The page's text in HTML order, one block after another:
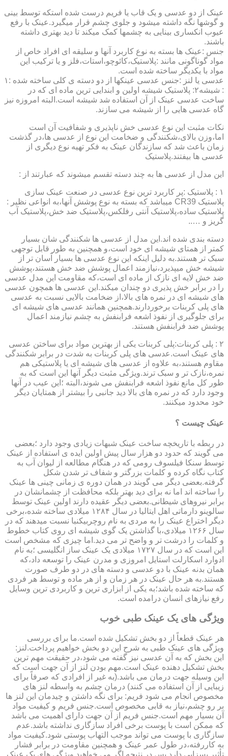
عینک از دو عدسی و یک قاب یا فریم درست شده استکه توسط بینی
و گوشها نگه داشته میشود و جلوی چشم قرار میگیرد.عینک با رفع
عیوب انکساری بینایی به چشمها کمک میکند تا دید بهتری داشته
باشند.
جنس :عینک ها بسته به نوع کاربرد آنها و سلیقه ای افراد خاص از
مواد گوناگونی مانند :پلاستیک،کائوچو،استات،فلز و یا ترکیب این
مواد با یکدیگر ساخته شده است.
عدسی یا لنز :جنس عدسی عینکها از دو دسته ی کلی ساخته شده :۱
: شیشه۲: پلاستیک شیشه اولین و ابندایی ترین ماده ای که در
ساخت عدسی عینک از آن استفاده شد شیشه است.البته امروزه نیز
گاه عدسی هایی را از شیشه می سازند.
نکات مثبت این نوع عدسی خش ناپذیری و شفافیت آن است
اما،وزن بالای،شکنندگی و ضخامت این نوع از عدسی ها،در گذشت
زمان باعث شد که سازندگان عینک به فکر تهیه نوع دیگری از
عدسی ها بیفتند.پلاستیک
این مدل از عدسی ها به چند دسته تقسم میشوند که عبارتند از :
۱ : پلاستیک :پر کاربرد ترین نوع عدسی در صنعت عینک سازی
پلاستیک CR39 میباشد که بسته به نوع پوشش آنها،به انواعی نظیر :
پلاستیک ساده،پلاستیک آنتی رفلکس،پلاستیک ضد خش،پلاستیک آب
گریز و …..
دسته بندی شده اند.این مدل از عدسی ها شکنندگی شان بسیار
کمتر از همتای شیشه ای خود است،و همچنین به طور قابل توجهی
سبک تر هستند.به دلیل اینکه این نوع عدسی ها بسیار آسان تر از
شیشه خش میپذیرد،نیازمند اعمال پوشش ضد خش هستند،پوشش
ضد خش لایه ای نازک از ماده ای است،که مقاومت این مدل عدسی
را در برابر خش پذیری دو چندان میکند.این عدسی ها همچون عدسی
های شیشه ای در نمره های بالا،از ضخامت بالایی نسبت به عدسی
های پلی کربنات برخوردارند.همچنین همانند عدسی های شیشه ای
برای جلوگیری از نفوذ اشعه فرابنفش به چشم نیازمند اعمال
پوشش ضد فرابنفش هستند.
۲ : پلی کربنات:پلی کربنات یکی از بهترین مواد برای ساختن عدسی
های عینک است.عدسی های پلی کربنات به شدت در برابر شکنندگی
مقاوم هستند،به علاوه از عدسی های شیشه ای یا پلاستیکی هم
نمره،نازک تر و سبک ترند.ویژگی مثبت دیگر آنها این است که به
طور کل مانع نفوذ اشعه فرابنفش می شوند،البته ؛این عیب در آنها
وجود دارد که در نمره های بالا دید جانبی را بیشتر از همتایان دیگر
خود محدود میکنند.
عینک چیست ؟
در ربطه با تاریخچه ساخت عینک شبهات زیادی وجود دارد ؛بعضی
می گویند که حدود دو هزار سال پیش اولین ایده ی استفاده از عینک
توسط سنکا فیلسوف رومی که در هنگام مطالعه از لیوان آب به
کتاب نگاه کرده و کلمات بزرگتر و شفاف تر شدن شکل
گرفته.بعضی دیگر می گویند در همان دوره ی زمانی چینی ها عینک
را ساخته اند اما نه برای دید بهتر بلکه محافظت از چشمانشان در
برابر نیروهای شیطانی.بعضی دیگر عقیده دارند اولین عینک توسط
سالوینو دارماتی اهل ایتالیا در سال ۱۲۸۴ میلادی ساخته شده،برخی
دیگر اختراع عینک را به مردی به نام روچربیکنبا نسبت میدهند که در
سال ۱۲۶۶ میلادی،با گذاشتن یک گوی شیشه ای روی کتاب خطوط
و کلمات را درشت تر و واضح تر می دید.اما چیزی که مشخص است
این است که در سال ۱۷۲۷ میلادی یک عینک ساز انگلیسی ؛به نام
ادوارد اسکارلت استایل امروزی و مدرن عینک را توسعه داد،که
همان بدنه عینک با دو عدسی و دسته های در دو طرف صورت
هستند.به هر حال عینک در هر زمان و از هر ماده و توسط هر فردی
که ساخته شده باشد؛به یکی از ابزاری ترین و کاربردی ترین وسایل
رفع نیازهای انسان درامده است.
ویژگی های یک عینک طبی خوب
هر عینک قطعاً از دو بخش تشکیل شده است.ما برای بررسی
ویژگی های عینک طبی به شرح این دو بخش خواهیم پرداخت.لنز:
این بخش که به آن عدسی نیز گفته می شود،در حقیقت مهم ترین
بخش تشکیل دهنده عینک است.مهم بودن لنز از آن جهت است که
این وسیله جهت درمان می باشد.(به غیر از افرادی که صرفاً برای
زیبایی از آن استفاده می کنند) درمان چشم به واسطه لنز های
مخصوص انجام می شود فریم: برای نگه داشتن و چیدمان این لنز ها
بر رو چشم،نیاز به قابی مخصوص است.جنس فریم و کیفیت مواد
آن بسیار مهم است.جنس فریم از آن جهت دارای اهمیت می باشد
که ممکن است با پوست برخی افراد سازگاری نداشته باشد.عدم
سازگاری با پوست می تواند موجب التهاب پوستی شود.کیفیت مواد
به کاررفته،در طول عمر عینک و همچنین مقاومت در برابر فشار